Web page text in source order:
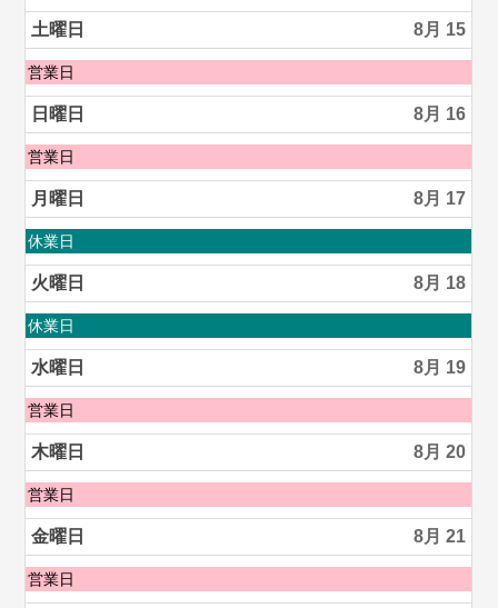
2026
曜
日,
8
月
14th
2026
土曜日 8月 15
土
曜
日,
8
月
15th
2026
営業日
日曜日 8月 16
日
曜
日,
8
月
16th
2026
営業日
月曜日 8月 17
月
曜
日,
8
月
17th
2026
休業日
火曜日 8月 18
火
曜
日,
8
月
18th
2026
休業日
水曜日 8月 19
水
曜
日,
8
月
19th
2026
営業日
木曜日 8月 20
木
曜
日,
8
月
20th
営業日
金曜日 8月 21
金
曜
営業日